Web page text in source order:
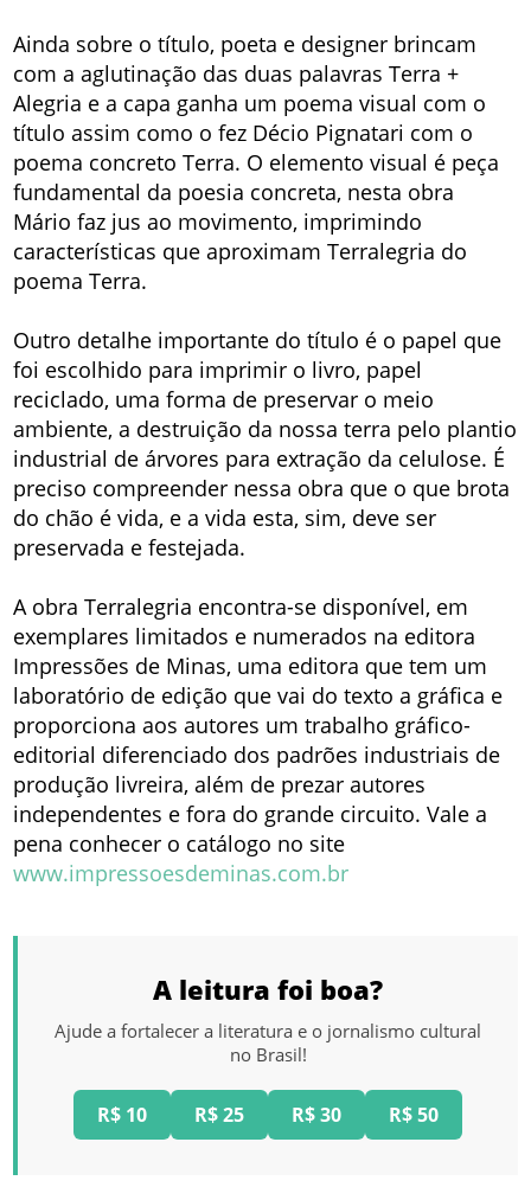
Ainda sobre o título, poeta e designer brincam
com a aglutinação das duas palavras Terra +
Alegria e a capa ganha um poema visual com o
título assim como o fez Décio Pignatari com o
poema concreto Terra. O elemento visual é peça
fundamental da poesia concreta, nesta obra
Mário faz jus ao movimento, imprimindo
características que aproximam Terralegria do
poema Terra.
Outro detalhe importante do título é o papel que
foi escolhido para imprimir o livro, papel
reciclado, uma forma de preservar o meio
ambiente, a destruição da nossa terra pelo plantio
industrial de árvores para extração da celulose. É
preciso compreender nessa obra que o que brota
do chão é vida, e a vida esta, sim, deve ser
preservada e festejada.
A obra Terralegria encontra-se disponível, em
exemplares limitados e numerados na editora
Impressões de Minas, uma editora que tem um
laboratório de edição que vai do texto a gráfica e
proporciona aos autores um trabalho gráfico-
editorial diferenciado dos padrões industriais de
produção livreira, além de prezar autores
independentes e fora do grande circuito. Vale a
pena conhecer o catálogo no site
www.impressoesdeminas.com.br
A leitura foi boa?
Ajude a fortalecer a literatura e o jornalismo cultural
no Brasil!
R$ 10 R$ 25 R$ 30 R$ 50